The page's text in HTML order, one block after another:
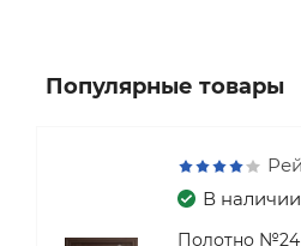
Популярные товары
В наличии
Полотно №24